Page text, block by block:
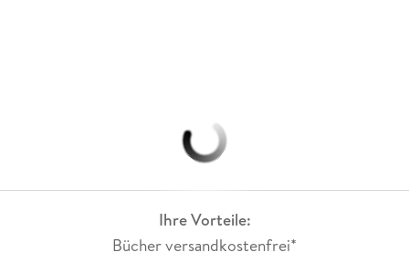
Ihre Vorteile:
Bücher versandkostenfrei*